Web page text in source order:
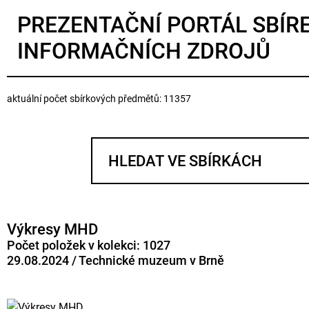
PREZENTAČNÍ PORTÁL
INFORMAČNÍCH ZDROJŮ
aktuální počet sbírkových předmětů: 11357
Výkresy MHD
Počet položek v kolekci: 1027
29.08.2024 / Technické muzeum v Brně